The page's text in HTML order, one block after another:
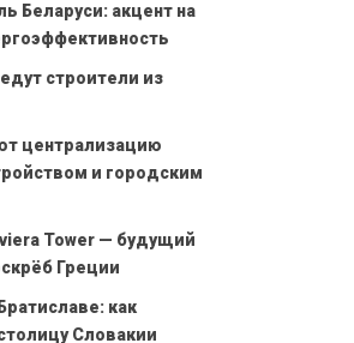
Беларуси: акцент на
строители из
централизацию
и городским
Tower — будущий
Греции
как
Словакии